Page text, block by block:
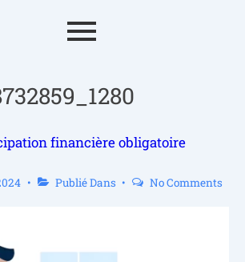
financière obligatoire
Publié Dans No Comments